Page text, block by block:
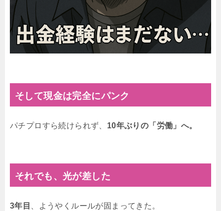
そして現金は完全にパンク
パチプロすら続けられず、 10年ぶりの「労働」へ。
それでも、光が差した
3年目
、ようやくルールが固まってきた。